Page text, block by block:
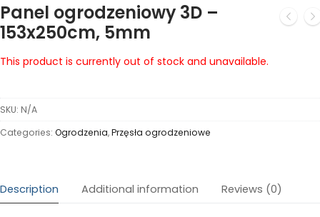
Panel ogrodzeniowy 3D –
153x250cm, 5mm
This product is currently out of stock and unavailable.
SKU: N/A
Categories: Ogrodzenia,Przęsła ogrodzeniowe
Description Additional information Reviews (0)